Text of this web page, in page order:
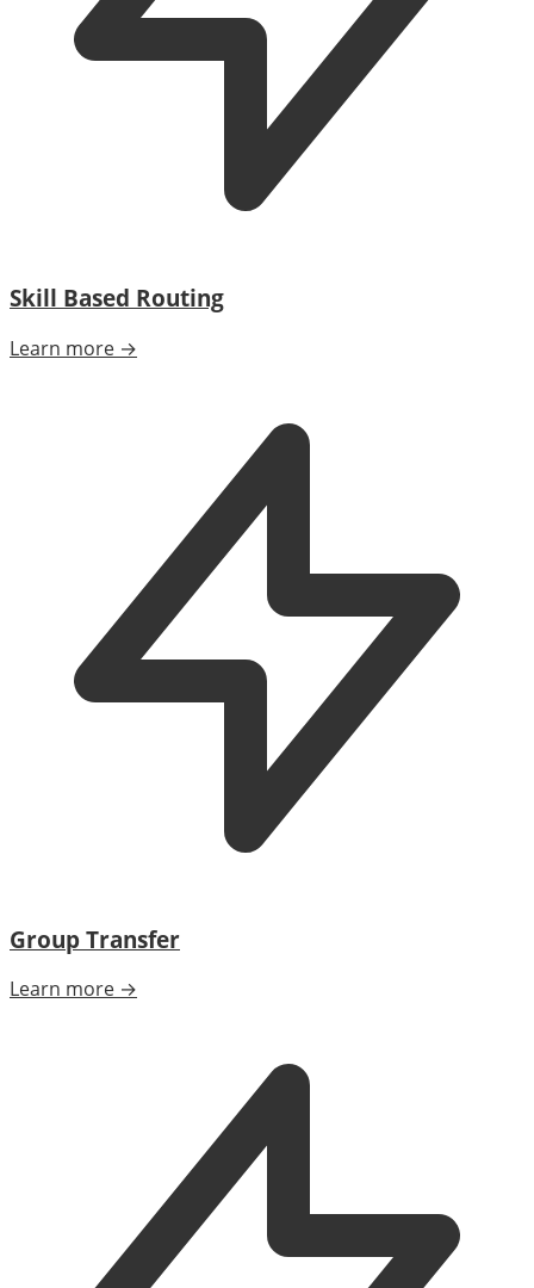
Skill Based Routing
Learn more →
Group Transfer
Learn more →